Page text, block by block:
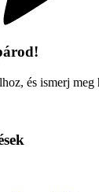
és ismerj meg